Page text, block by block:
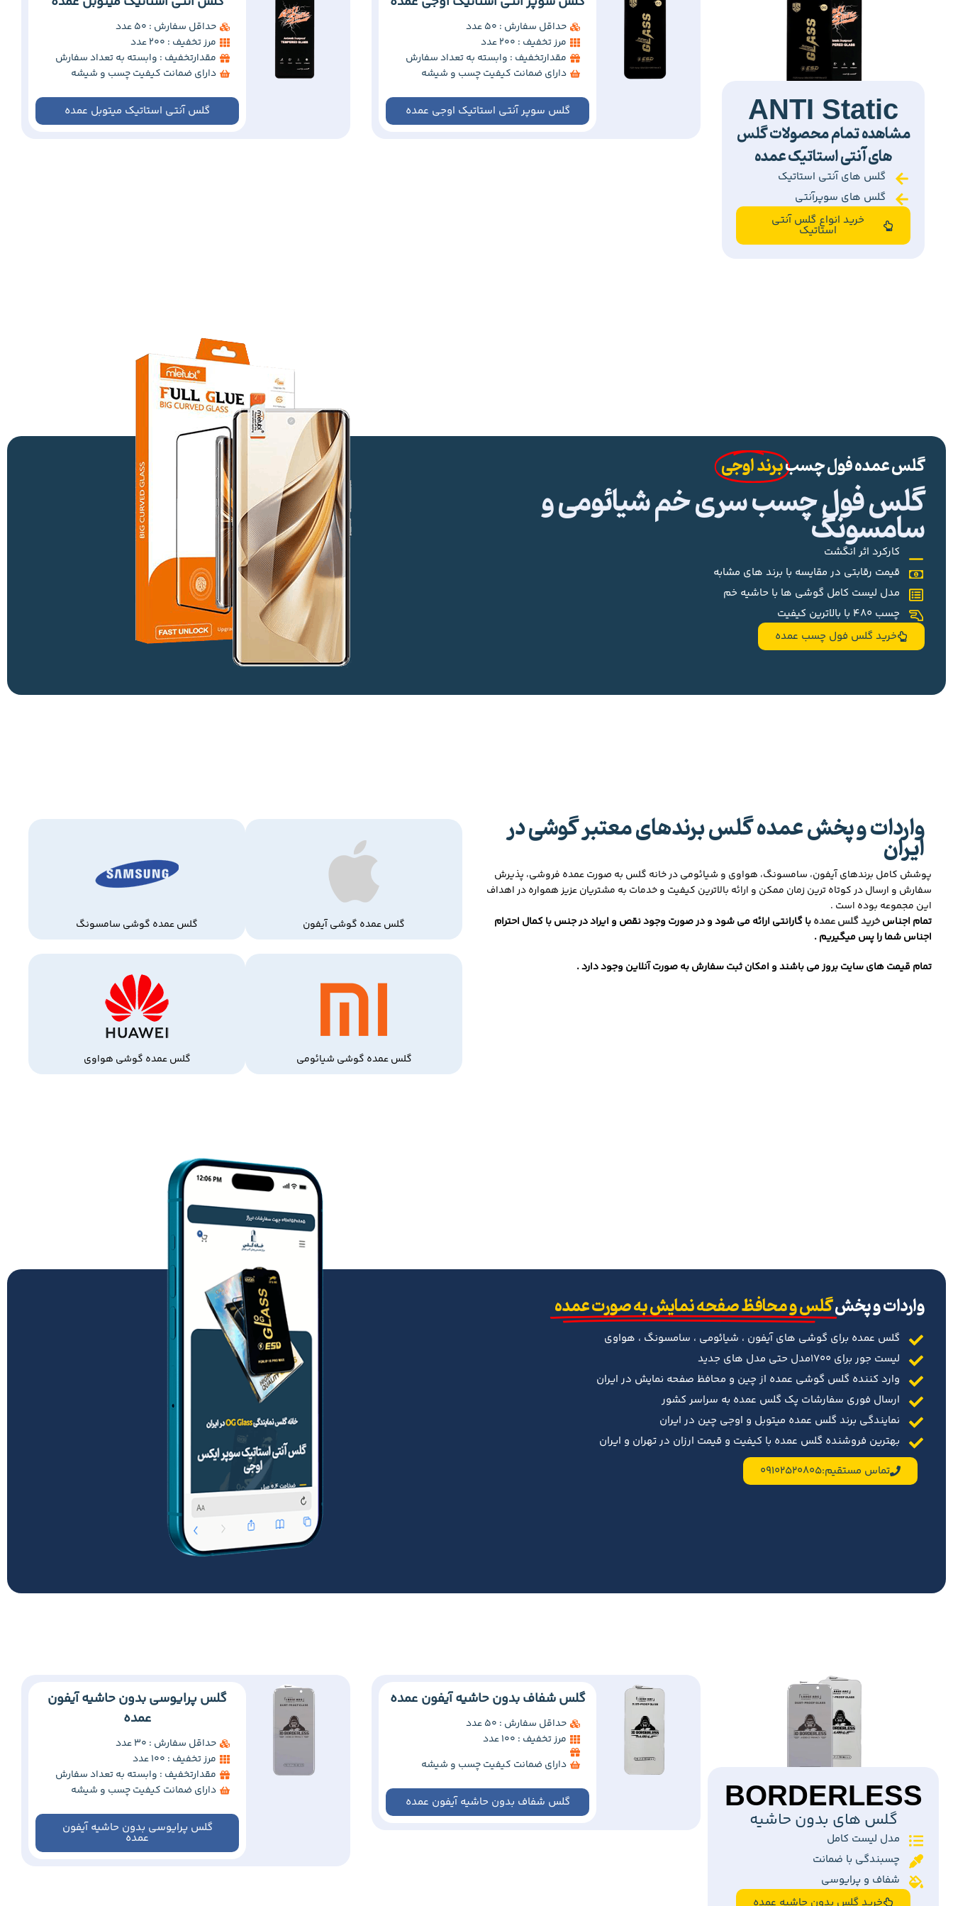
ANTI Static
مشاهده تمام محصولات گلس
های آنتی استاتیک عمده
گلس های آنتی استاتیک
گلس های سوپرآنتی
خرید انواع گلس آنتی
استاتیک
حداقل سفارش : 50 عدد
مرز تخفیف : 200 عدد
مقدارتخفیف : وابسته به تعداد سفارش
دارای ضمانت کیفیت چسب و شیشه
گلس سوپر آنتی استاتیک اوجی عمده
حداقل سفارش : 50 عدد
مرز تخفیف : 200 عدد
مقدارتخفیف : وابسته به تعداد سفارش
دارای ضمانت کیفیت چسب و شیشه
گلس آنتی استاتیک میتوبل عمده
گلس عمده فول چسببرند اوجی
گلس فول چسب سری خم شیائومی و
سامسونگ
کارکرد اثر انگشت
قیمت رقابتی در مقایسه با برند های مشابه
مدل لیست کامل گوشی ها با حاشیه خم
چسب 480 با بالاترین کیفیت
خرید گلس فول چسب عمده
واردات و پخش عمده گلس برندهای معتبر گوشی در
ایران
پوشش کامل برندهای آیفون، سامسونگ، هواوی و شیائومی در خانه گلس به صورت عمده فروشی، پذیرش
سفارش و ارسال در کوتاه ترین زمان ممکن و ارائه بالاترین کیفیت و خدمات به مشتریان عزیز همواره در اهداف
این مجموعه بوده است .
تمام اجناسخرید گلس عمدهبا گارانتی ارائه می شود و در صورت وجود نقص و ایراد در جنس با کمال احترام
اجناس شما را پس میگیریم .
تمام قیمت های سایت بروز می باشند و امکان ثبت سفارش به صورت آنلاین وجود دارد .
گلس عمده گوشی آیفون گلس عمده گوشی سامسونگ
گلس عمده گوشی شیائومی گلس عمده گوشی هواوی
‌واردات و پخشگلس و محافظ صفحه نمایش به صورت عمده
گلس عمده برای گوشی های آیفون ، شیائومی ، سامسونگ ، هواوی
لیست جور برای 1700مدل حتی مدل های جدید
وارد کننده گلس گوشی عمده از چین و محافظ صفحه نمایش در ایران
ارسال فوری سفارشات پک گلس عمده به سراسر کشور
نمایندگی برند گلس عمده میتوبل و اوجی چین در ایران
بهترین فروشنده گلس عمده با کیفیت و قیمت ارزان در تهران و ایران
تماس مستقیم:09102520805
BORDERLESS
گلس های بدون حاشیه
مدل لیست کامل
چسبندگی با ضمانت
شفاف و پرایوسی
گلس شفاف بدون حاشیه آیفون عمده
حداقل سفارش : 50 عدد
مرز تخفیف : 100 عدد
دارای ضمانت کیفیت چسب و شیشه
گلس شفاف بدون حاشیه آیفون عمده
گلس پرایوسی بدون حاشیه آیفون
عمده
حداقل سفارش : 30 عدد
مرز تخفیف : 100 عدد
مقدارتخفیف : وابسته به تعداد سفارش
دارای ضمانت کیفیت چسب و شیشه
گلس پرایوسی بدون حاشیه آیفون
عمده